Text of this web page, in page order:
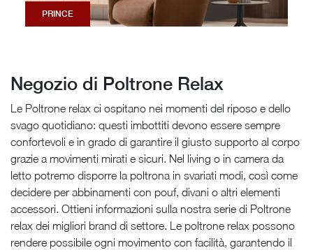
PRINCE
Negozio di Poltrone Relax
Le Poltrone relax ci ospitano nei momenti del riposo e dello
svago quotidiano: questi imbottiti devono essere sempre
confortevoli e in grado di garantire il giusto supporto al corpo
grazie a movimenti mirati e sicuri. Nel living o in camera da
letto potremo disporre la poltrona in svariati modi, così come
decidere per abbinamenti con pouf, divani o altri elementi
accessori. Ottieni informazioni sulla nostra serie di Poltrone
relax dei migliori brand di settore. Le poltrone relax possono
rendere possibile ogni movimento con facilità, garantendo il